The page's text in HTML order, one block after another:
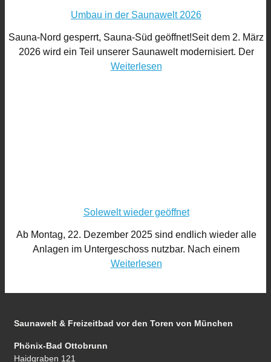
Umbau in der Saunawelt 2026
Sauna-Nord gesperrt, Sauna-Süd geöffnet!Seit dem 2. März
2026 wird ein Teil unserer Saunawelt modernisiert. Der
Weiterlesen
Solewelt wieder geöffnet
Ab Montag, 22. Dezember 2025 sind endlich wieder alle
Anlagen im Untergeschoss nutzbar. Nach einem
Weiterlesen
Saunawelt & Freizeitbad vor den Toren von München
Phönix-Bad Ottobrunn
Haidgraben 121